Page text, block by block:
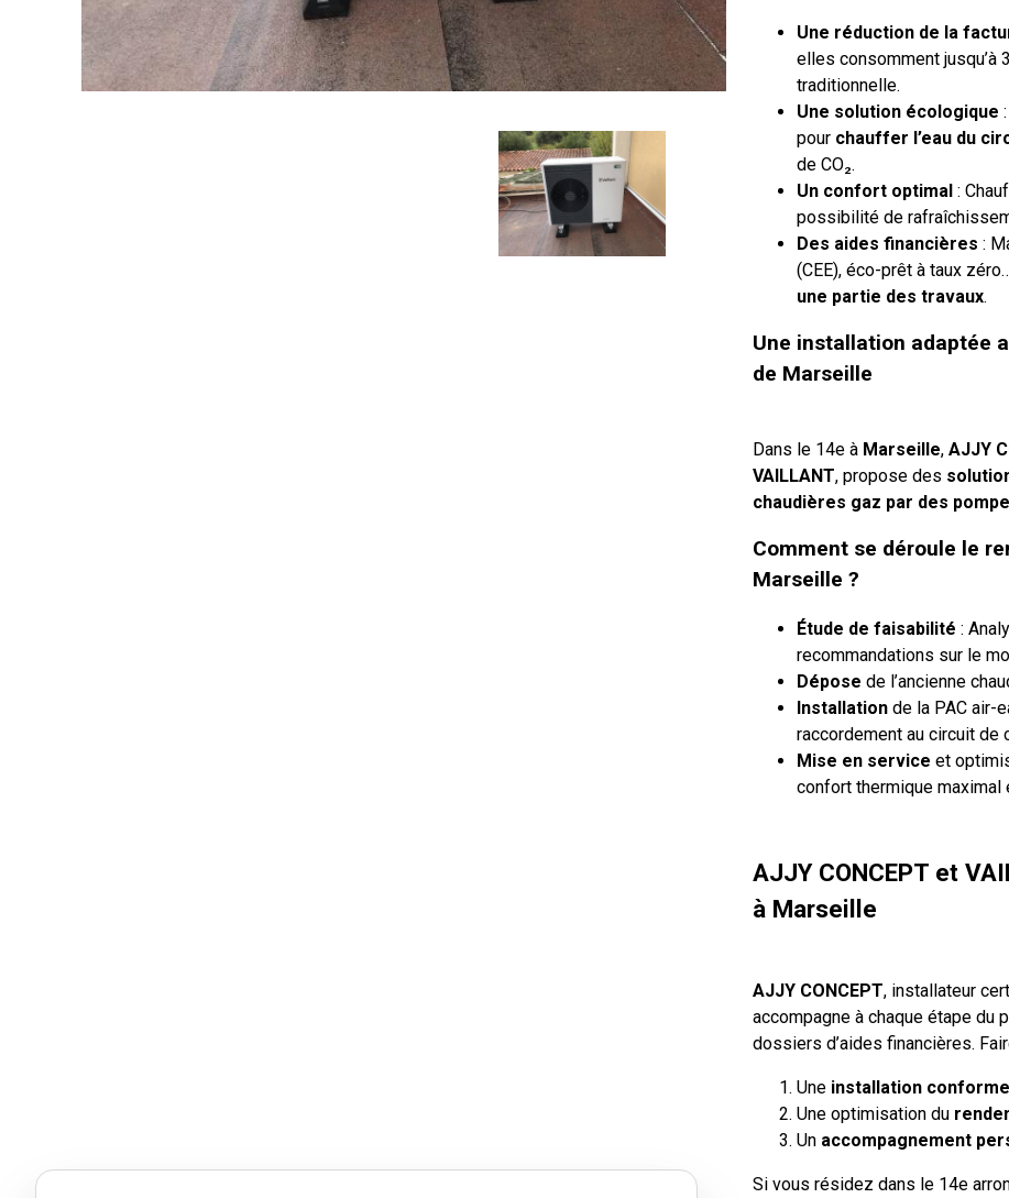
Une réduction de la
elles consomment jusqu’à
traditionnelle.
Une solution écologique
pour chauffer l’eau du
de CO₂.
Un confort optimal :
possibilité de
Des aides financières :
(CEE), éco-prêt à taux
une partie des travaux.
Une installation adaptée
de Marseille
Dans le 14e à Marseille, AJJY
VAILLANT, propose des
chaudières gaz par des
Comment se déroule le
Marseille ?
Étude de faisabilité :
recommandations sur le
Dépose de l’ancienne
Installation de la PAC air-
raccordement au circuit de
Mise en service et
confort thermique maximal
AJJY CONCEPT et
à Marseille
AJJY CONCEPT, installateur
accompagne à chaque étape du
dossiers d’aides financières.
Une installation conforme
Une optimisation du
Un accompagnement
Si vous résidez dans le 14e